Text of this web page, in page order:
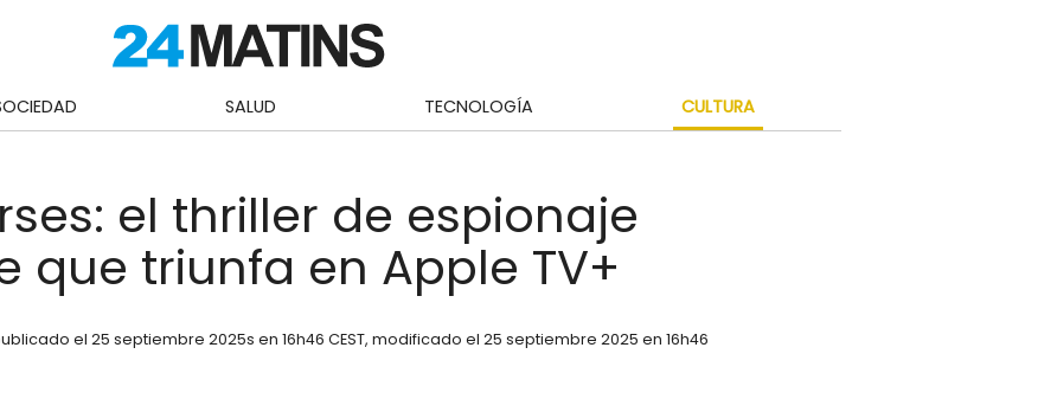
SALUD TECNOLOGÍA CULTURA
el thriller de espionaje
que triunfa en Apple TV+
el 25 septiembre 2025s en 16h46 CEST, modificado el 25 septiembre 2025 en 16h46